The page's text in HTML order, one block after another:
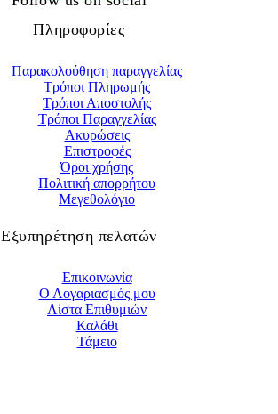
Πληροφορίες
Παρακολούθηση παραγγελίας
Τρόποι Πληρωμής
Τρόποι Αποστολής
Τρόποι Παραγγελίας
Ακυρώσεις
Επιστροφές
Όροι χρήσης
Πολιτική απορρήτου
Μεγεθολόγιο
Εξυπηρέτηση πελατών
Επικοινωνία
Ο Λογαριασμός μου
Λίστα Επιθυμιών
Καλάθι
Τάμειο